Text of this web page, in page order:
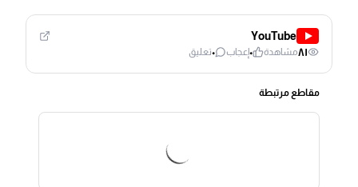
YouTube
٨١مشاهدة ٠إعجاب ٠تعليق
مقاطع مرتبطة